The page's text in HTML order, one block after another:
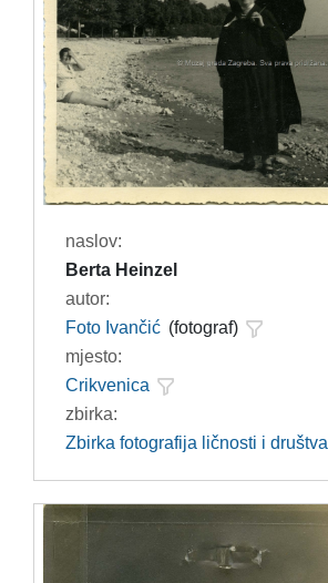
naslov:
Berta Heinzel
autor:
Foto Ivančić (fotograf)
mjesto:
Crikvenica
zbirka:
Zbirka fotografija ličnosti i društva